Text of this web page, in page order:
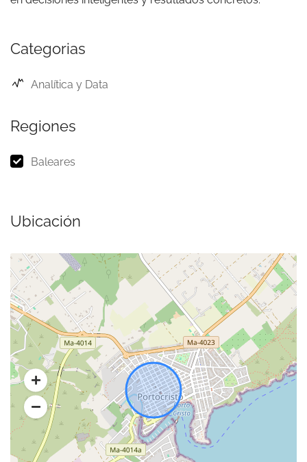
Categorias
Analítica y Data
Regiones
Baleares
Ubicación